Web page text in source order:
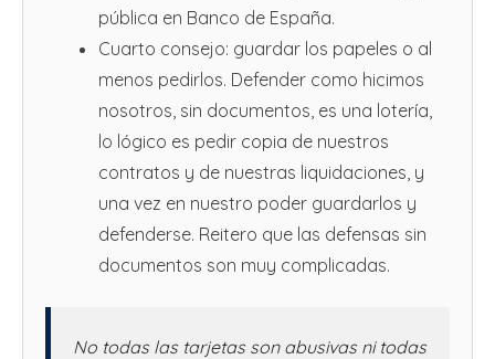
pública en Banco de España.
Cuarto consejo: guardar los papeles o al
menos pedirlos. Defender como hicimos
nosotros, sin documentos, es una lotería,
lo lógico es pedir copia de nuestros
contratos y de nuestras liquidaciones, y
una vez en nuestro poder guardarlos y
defenderse. Reitero que las defensas sin
documentos son muy complicadas.
No todas las tarjetas son abusivas ni todas